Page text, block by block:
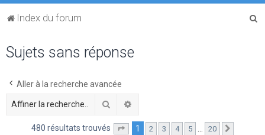
Index du forum
Sujets sans réponse
Aller à la recherche avancée
Rechercher
480 résultats trouvés Page sur20
1 2 3 4 5 … 20